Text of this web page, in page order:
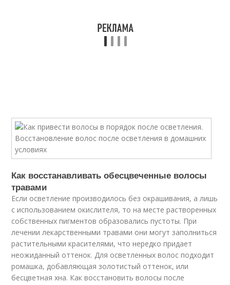
Как восстанавливать обесцвеченные волосы
травами
Если осветление производилось без окрашивания, а лишь
с использованием окислителя, то на месте растворенных
собственных пигментов образовались пустоты. При
лечении лекарственными травами они могут заполниться
растительными красителями, что нередко придает
неожиданный оттенок. Для осветленных волос подходит
ромашка, добавляющая золотистый оттенок, или
бесцветная хна. Как восстановить волосы после